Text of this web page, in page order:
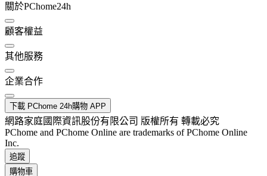
關於PChome24h
顧客權益
其他服務
企業合作
下載 PChome 24h購物 APP
網路家庭國際資訊股份有限公司 版權所有 轉載必究
PChome and PChome Online are trademarks of PChome Online
Inc.
追蹤
購物車